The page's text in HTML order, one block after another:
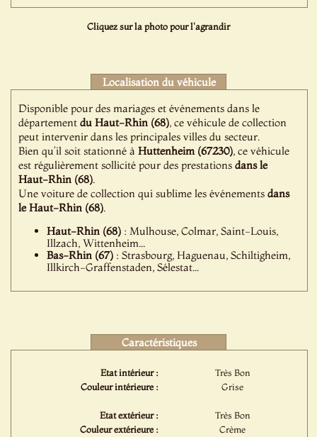
Cliquez sur la photo pour l'agrandir
Localisation du véhicule
Disponible pour des mariages et événements dans le
départementdu Haut-Rhin (68), ce véhicule de collection
peut intervenir dans les principales villes du secteur.
Bien qu’il soit stationné àHuttenheim (67230), ce véhicule
est régulièrement sollicité pour des prestationsdans le
Haut-Rhin (68).
Une voiture de collection qui sublime les événementsdans
le Haut-Rhin (68).
Haut-Rhin (68) : Mulhouse, Colmar, Saint-Louis,
Illzach, Wittenheim...
Bas-Rhin (67) : Strasbourg, Haguenau, Schiltigheim,
Illkirch-Graffenstaden, Sélestat...
Caractéristiques
Etat intérieur :
Très Bon
Couleur intérieure :
Grise
Etat extérieur :
Très Bon
Couleur extérieure :
Crème